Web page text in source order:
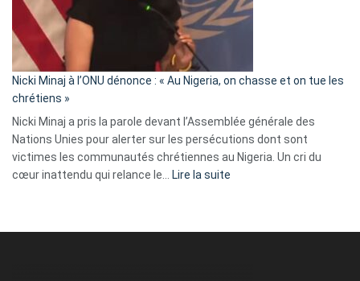
a
tout
parle
ses
tripes »
Nicki Minaj à l’ONU dénonce : « Au Nigeria, on chasse et on tue les
chrétiens »
Nicki Minaj a pris la parole devant l’Assemblée générale des
Nations Unies pour alerter sur les persécutions dont sont
victimes les communautés chrétiennes au Nigeria. Un cri du
cœur inattendu qui relance le… Lire la suite